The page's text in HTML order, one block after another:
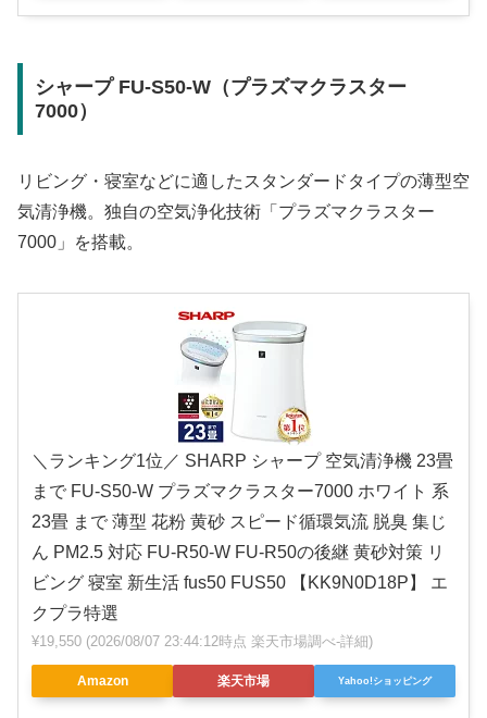
シャープ FU-S50-W（プラズマクラスター
7000）
リビング・寝室などに適したスタンダードタイプの薄型空
気清浄機。独自の空気浄化技術「プラズマクラスター
7000」を搭載。
＼ランキング1位／ SHARP シャープ 空気清浄機 23畳
まで FU-S50-W プラズマクラスター7000 ホワイト 系
23畳 まで 薄型 花粉 黄砂 スピード循環気流 脱臭 集じ
ん PM2.5 対応 FU-R50-W FU-R50の後継 黄砂対策 リ
ビング 寝室 新生活 fus50 FUS50 【KK9N0D18P】 エ
クプラ特選
¥19,550 (2026/08/07 23:44:12時点 楽天市場調べ-詳細)
Amazon 楽天市場 Yahoo!ショッピング